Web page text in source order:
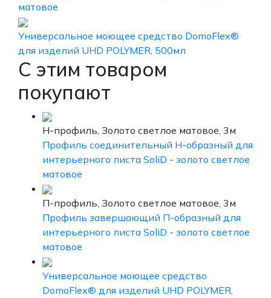
матовое
Универсальное моющее средство DomoFlex®
для изделий UHD POLYMER, 500мл
С этим товаром
покупают
H-профиль, Золото светлое матовое, 3м
Профиль соединительный Н-образный для
интерьерного листа SoliD - золото светлое
матовое
П-профиль, Золото светлое матовое, 3м
Профиль завершающий П-образный для
интерьерного листа SoliD - золото светлое
матовое
Универсальное моющее средство
DomoFlex® для изделий UHD POLYMER,